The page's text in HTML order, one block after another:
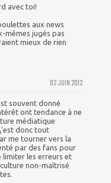
avec toi!
aux news
jugés pas
mieux de rien
02 JUIN 2012
souvent donné
ont tendance à ne
médiatique
donc tout
me tourner vers la
par des fans pour
limiter les erreurs et
non-maîtrisé